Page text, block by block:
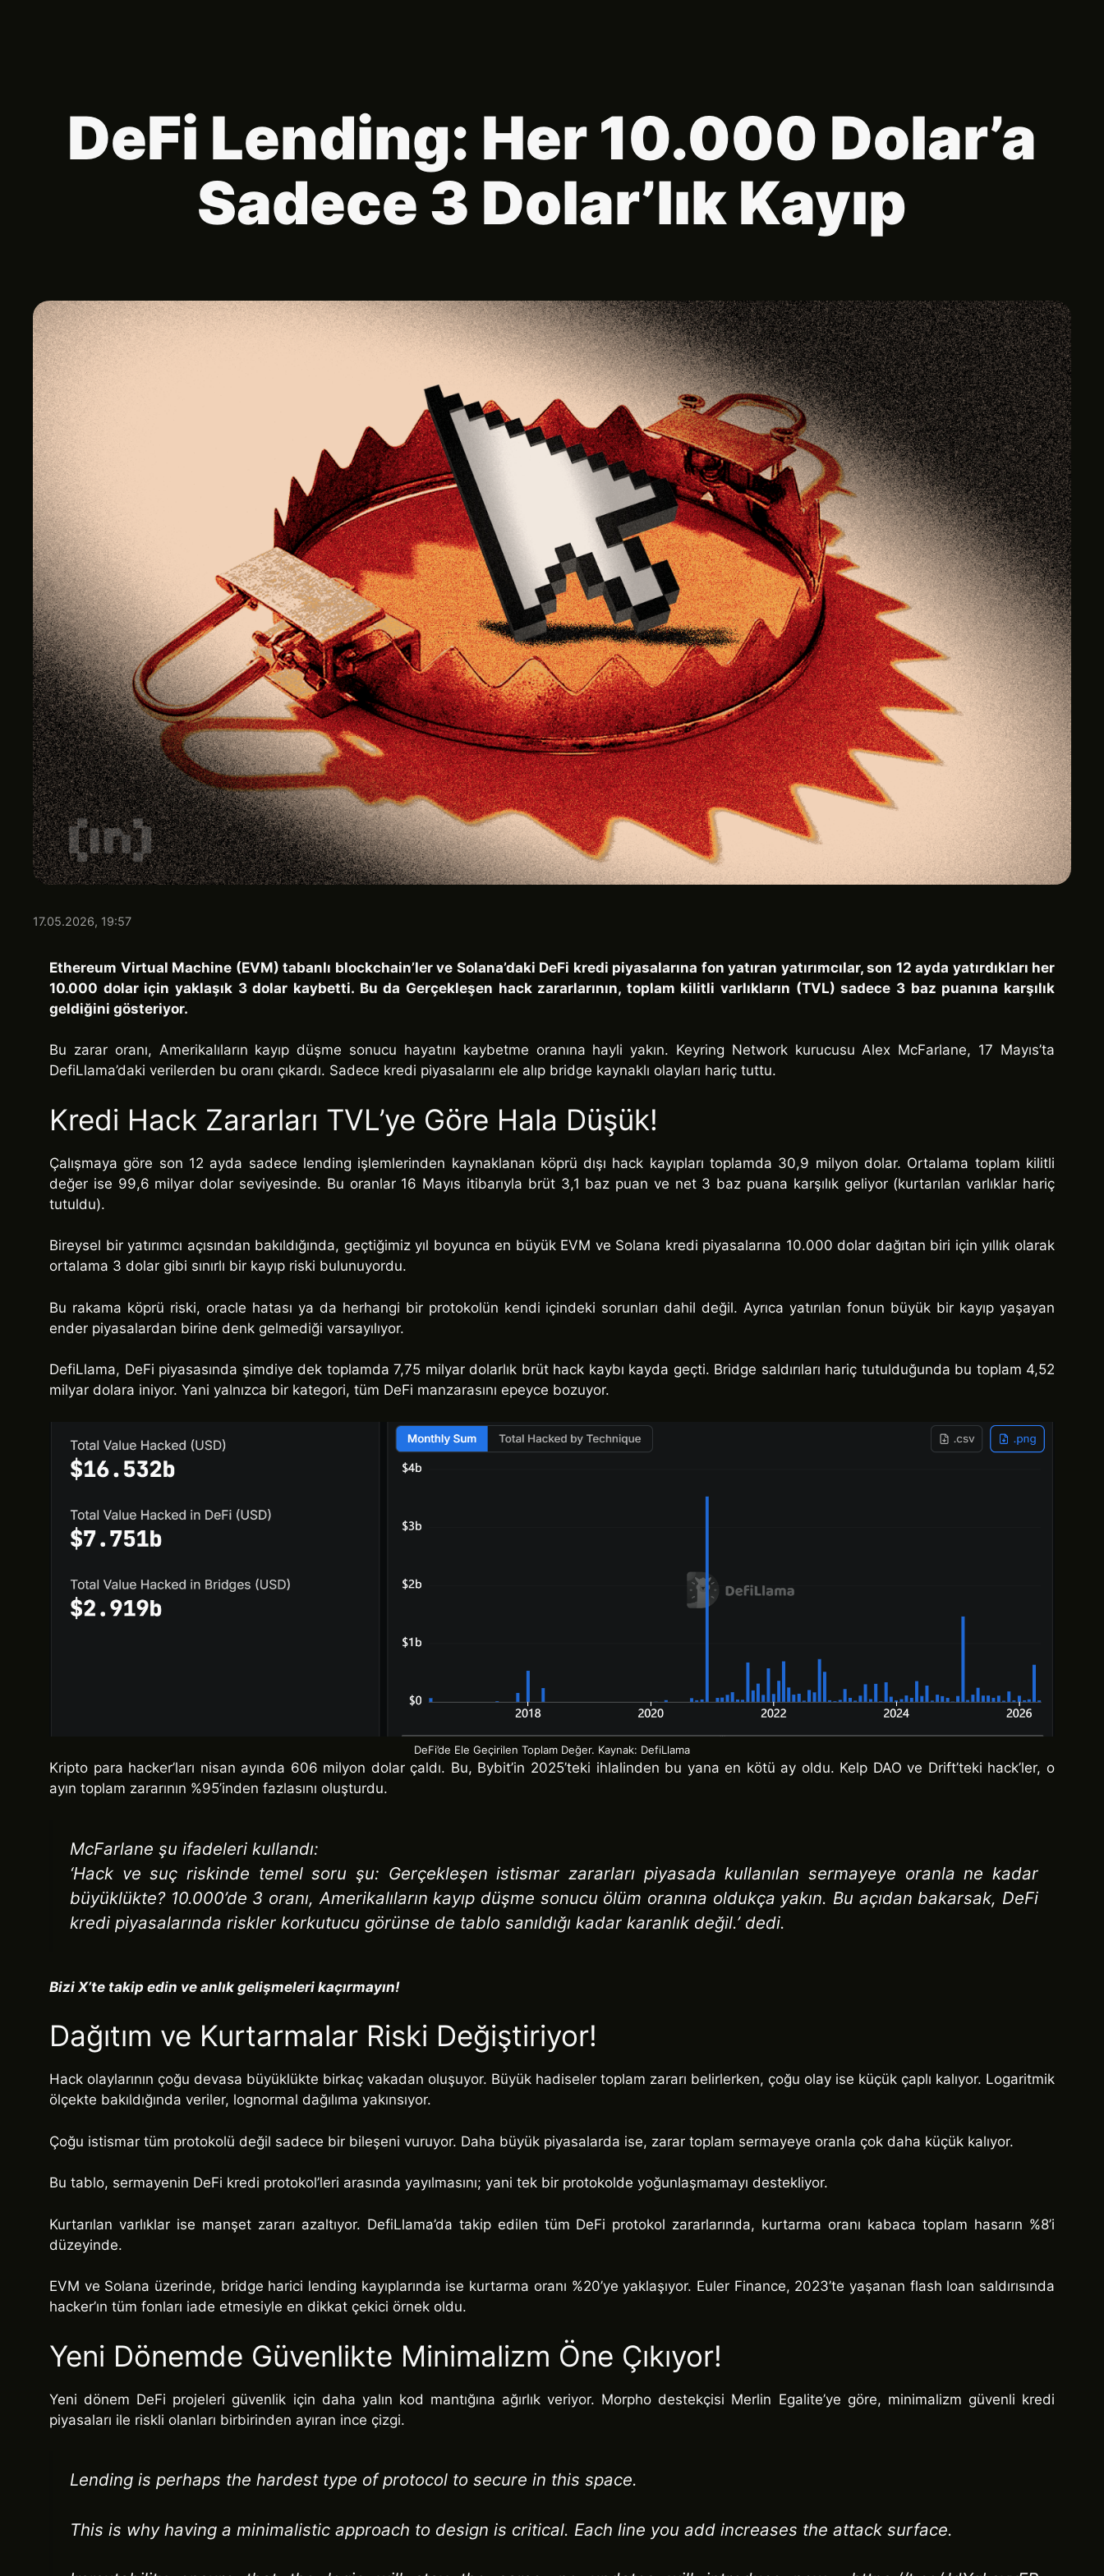
DeFi Lending: Her 10.000 Dolar’a
Sadece 3 Dolar’lık Kayıp
17.05.2026, 19:57
Ethereum Virtual Machine (EVM) tabanlı blockchain’ler ve Solana’daki DeFi kredi piyasalarına fon yatıran yatırımcılar, son 12 ayda yatırdıkları her
10.000 dolar için yaklaşık 3 dolar kaybetti. Bu da Gerçekleşen hack zararlarının, toplam kilitli varlıkların (TVL) sadece 3 baz puanına karşılık
geldiğini gösteriyor.
Bu zarar oranı, Amerikalıların kayıp düşme sonucu hayatını kaybetme oranına hayli yakın. Keyring Network kurucusu Alex McFarlane, 17 Mayıs’ta
DefiLlama’daki verilerden bu oranı çıkardı. Sadece kredi piyasalarını ele alıp bridge kaynaklı olayları hariç tuttu.
Kredi Hack Zararları TVL’ye Göre Hala Düşük!
Çalışmaya göre son 12 ayda sadece lending işlemlerinden kaynaklanan köprü dışı hack kayıpları toplamda 30,9 milyon dolar. Ortalama toplam kilitli
değer ise 99,6 milyar dolar seviyesinde. Bu oranlar 16 Mayıs itibarıyla brüt 3,1 baz puan ve net 3 baz puana karşılık geliyor (kurtarılan varlıklar hariç
tutuldu).
Bireysel bir yatırımcı açısından bakıldığında, geçtiğimiz yıl boyunca en büyük EVM ve Solana kredi piyasalarına 10.000 dolar dağıtan biri için yıllık olarak
ortalama 3 dolar gibi sınırlı bir kayıp riski bulunuyordu.
Bu rakama köprü riski, oracle hatası ya da herhangi bir protokolün kendi içindeki sorunları dahil değil. Ayrıca yatırılan fonun büyük bir kayıp yaşayan
ender piyasalardan birine denk gelmediği varsayılıyor.
DefiLlama, DeFi piyasasında şimdiye dek toplamda 7,75 milyar dolarlık brüt hack kaybı kayda geçti. Bridge saldırıları hariç tutulduğunda bu toplam 4,52
milyar dolara iniyor. Yani yalnızca bir kategori, tüm DeFi manzarasını epeyce bozuyor.
DeFi’de Ele Geçirilen Toplam Değer. Kaynak: DefiLlama
Kripto para hacker’ları nisan ayında 606 milyon dolar çaldı. Bu, Bybit’in 2025’teki ihlalinden bu yana en kötü ay oldu. Kelp DAO ve Drift’teki hack’ler, o
ayın toplam zararının %95’inden fazlasını oluşturdu.
McFarlane şu ifadeleri kullandı:
‘Hack ve suç riskinde temel soru şu: Gerçekleşen istismar zararları piyasada kullanılan sermayeye oranla ne kadar
büyüklükte? 10.000’de 3 oranı, Amerikalıların kayıp düşme sonucu ölüm oranına oldukça yakın. Bu açıdan bakarsak, DeFi
kredi piyasalarında riskler korkutucu görünse de tablo sanıldığı kadar karanlık değil.’dedi.
Bizi X’te takip edin ve anlık gelişmeleri kaçırmayın!
Dağıtım ve Kurtarmalar Riski Değiştiriyor!
Hack olaylarının çoğu devasa büyüklükte birkaç vakadan oluşuyor. Büyük hadiseler toplam zararı belirlerken, çoğu olay ise küçük çaplı kalıyor. Logaritmik
ölçekte bakıldığında veriler, lognormal dağılıma yakınsıyor.
Çoğu istismar tüm protokolü değil sadece bir bileşeni vuruyor. Daha büyük piyasalarda ise, zarar toplam sermayeye oranla çok daha küçük kalıyor.
Bu tablo, sermayenin DeFi kredi protokol’leri arasında yayılmasını; yani tek bir protokolde yoğunlaşmamayı destekliyor.
Kurtarılan varlıklar ise manşet zararı azaltıyor. DefiLlama’da takip edilen tüm DeFi protokol zararlarında, kurtarma oranı kabaca toplam hasarın %8’i
düzeyinde.
EVM ve Solana üzerinde, bridge harici lending kayıplarında ise kurtarma oranı %20’ye yaklaşıyor. Euler Finance, 2023’te yaşanan flash loan saldırısında
hacker’ın tüm fonları iade etmesiyle en dikkat çekici örnek oldu.
Yeni Dönemde Güvenlikte Minimalizm Öne Çıkıyor!
Yeni dönem DeFi projeleri güvenlik için daha yalın kod mantığına ağırlık veriyor. Morpho destekçisi Merlin Egalite’ye göre, minimalizm güvenli kredi
piyasaları ile riskli olanları birbirinden ayıran ince çizgi.
Lending is perhaps the hardest type of protocol to secure in this space.
This is why having a minimalistic approach to design is critical. Each line you add increases the attack surface.